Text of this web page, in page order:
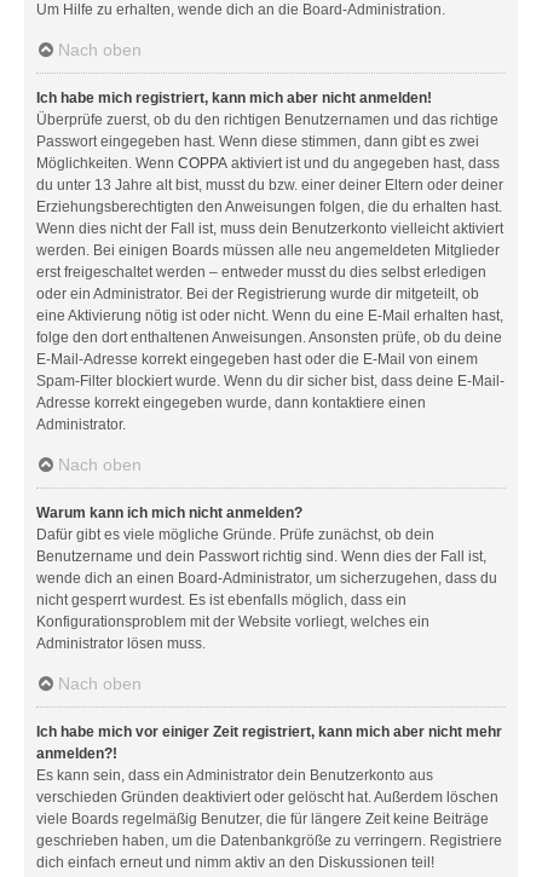
Um Hilfe zu erhalten, wende dich an die Board-Administration.
Nach oben
Ich habe mich registriert, kann mich aber nicht anmelden!
Überprüfe zuerst, ob du den richtigen Benutzernamen und das richtige
Passwort eingegeben hast. Wenn diese stimmen, dann gibt es zwei
Möglichkeiten. Wenn COPPA aktiviert ist und du angegeben hast, dass
du unter 13 Jahre alt bist, musst du bzw. einer deiner Eltern oder deiner
Erziehungsberechtigten den Anweisungen folgen, die du erhalten hast.
Wenn dies nicht der Fall ist, muss dein Benutzerkonto vielleicht aktiviert
werden. Bei einigen Boards müssen alle neu angemeldeten Mitglieder
erst freigeschaltet werden – entweder musst du dies selbst erledigen
oder ein Administrator. Bei der Registrierung wurde dir mitgeteilt, ob
eine Aktivierung nötig ist oder nicht. Wenn du eine E-Mail erhalten hast,
folge den dort enthaltenen Anweisungen. Ansonsten prüfe, ob du deine
E-Mail-Adresse korrekt eingegeben hast oder die E-Mail von einem
Spam-Filter blockiert wurde. Wenn du dir sicher bist, dass deine E-Mail-
Adresse korrekt eingegeben wurde, dann kontaktiere einen
Administrator.
Nach oben
Warum kann ich mich nicht anmelden?
Dafür gibt es viele mögliche Gründe. Prüfe zunächst, ob dein
Benutzername und dein Passwort richtig sind. Wenn dies der Fall ist,
wende dich an einen Board-Administrator, um sicherzugehen, dass du
nicht gesperrt wurdest. Es ist ebenfalls möglich, dass ein
Konfigurationsproblem mit der Website vorliegt, welches ein
Administrator lösen muss.
Nach oben
Ich habe mich vor einiger Zeit registriert, kann mich aber nicht mehr
anmelden?!
Es kann sein, dass ein Administrator dein Benutzerkonto aus
verschieden Gründen deaktiviert oder gelöscht hat. Außerdem löschen
viele Boards regelmäßig Benutzer, die für längere Zeit keine Beiträge
geschrieben haben, um die Datenbankgröße zu verringern. Registriere
dich einfach erneut und nimm aktiv an den Diskussionen teil!